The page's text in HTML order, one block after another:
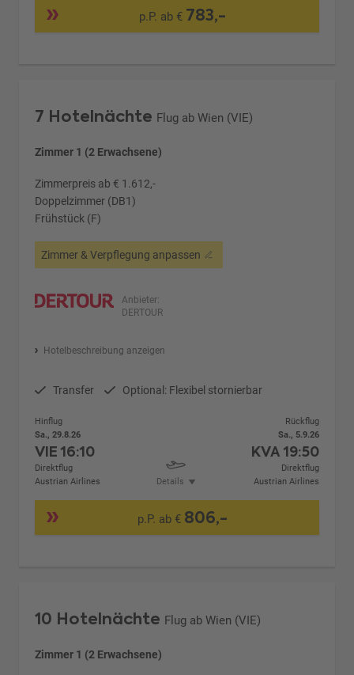
p.P. ab € 783,-
7 Hotelnächte Flug ab Wien (VIE)
Zimmer 1 (2 Erwachsene)
Zimmerpreis ab € 1.612,-
Doppelzimmer (DB1)
Frühstück (F)
Zimmer & Verpflegung anpassen
Anbieter:
DERTOUR
Hotelbeschreibung anzeigen
Transfer Optional: Flexibel stornierbar
Hinflug
Sa., 29.8.26
VIE16:10
Direktflug
Austrian Airlines
Details
Rückflug
Sa., 5.9.26
KVA 19:50
Direktflug
Austrian Airlines
p.P. ab € 806,-
10 Hotelnächte Flug ab Wien (VIE)
Zimmer 1 (2 Erwachsene)